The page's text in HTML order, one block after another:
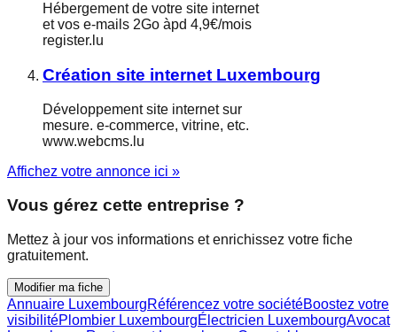
Hébergement de votre site internet
et vos e-mails 2Go àpd 4,9€/mois
register.lu
Création site internet Luxembourg
Développement site internet sur
mesure. e-commerce, vitrine, etc.
www.webcms.lu
Affichez votre annonce ici »
Vous gérez cette entreprise ?
Mettez à jour vos informations et enrichissez votre fiche
gratuitement.
Modifier ma fiche
Annuaire LuxembourgRéférencez votre sociétéBoostez votre
visibilitéPlombier LuxembourgÉlectricien LuxembourgAvocat